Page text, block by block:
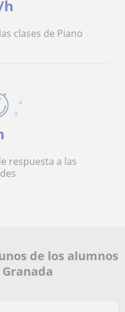
h
clases de Piano
respuesta a las
de los alumnos